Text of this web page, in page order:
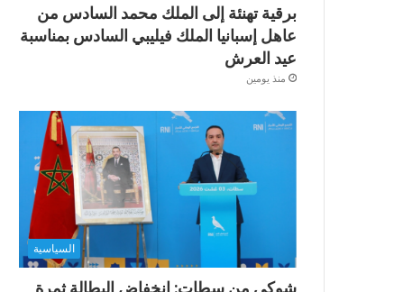
برقية تهنئة إلى الملك محمد السادس من
عاهل إسبانيا الملك فيليبي السادس بمناسبة
عيد العرش
منذ يومين
السياسية